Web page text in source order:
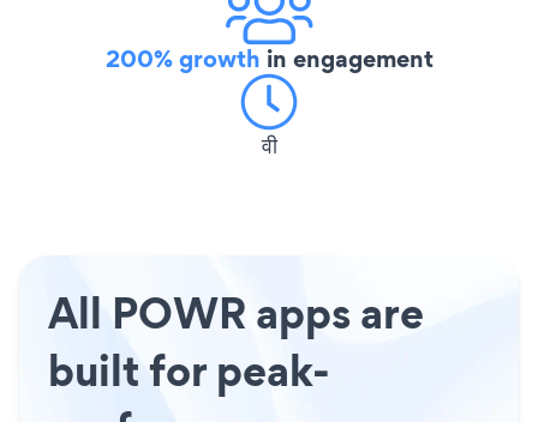
200% growth in engagement
वी
All POWR apps are
built for peak-